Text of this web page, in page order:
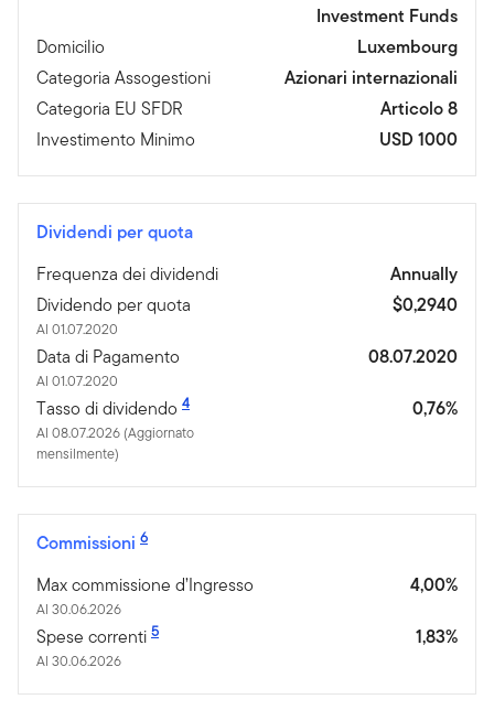
Investment Funds
Domicilio
Luxembourg
Categoria Assogestioni
Azionari internazionali
Categoria EU SFDR
Articolo 8
Investimento Minimo
USD 1000
Dividendi per quota
Frequenza dei dividendi
Annually
Dividendo per quota
Al 01.07.2020
$0,2940
Data di Pagamento
Al 01.07.2020
08.07.2020
Tasso di dividendo 4
Al 08.07.2026 (Aggiornato
mensilmente)
0,76%
Commissioni 6
Max commissione d’Ingresso
Al 30.06.2026
4,00%
Spese correnti 5
Al 30.06.2026
1,83%